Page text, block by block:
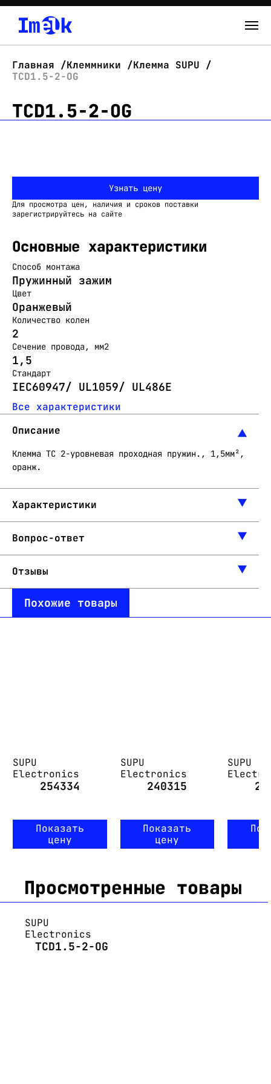
Новости
Контакты
Вход
Главная Клеммники
Клемма SUPU
TCD1.5-2-OG
TCD1.5-2-OG
Узнать цену
Для просмотра цен, наличия и сроков поставки
зарегистрируйтесь на сайте
Основные характеристики
Способ монтажа
Пружинный зажим
Цвет
Оранжевый
Количество колен
2
Сечение провода, мм2
1,5
Стандарт
IEC60947/ UL1059/ UL486E
Все характеристики
Описание
Клемма TC 2-уровневая проходная пружин., 1,5мм²,
оранж.
Характеристики
Вопрос-ответ
Отзывы
Похожие товары
SUPU
Electronics
254334
Показать
цену
SUPU
Electronics
240315
Показать
цену
SUPU
Просмотренные товары
SUPU
Electronics
TCD1.5-2-OG